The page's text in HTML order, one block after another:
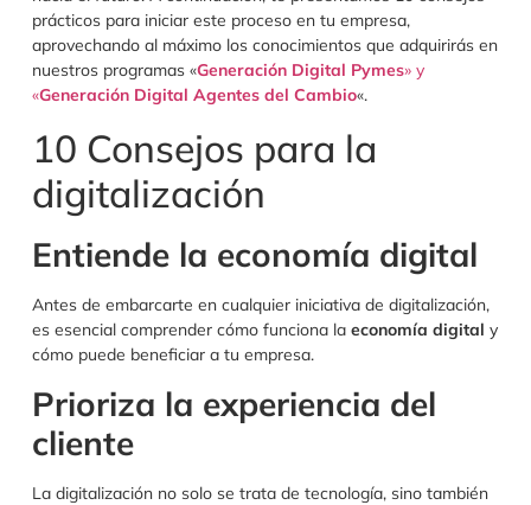
prácticos para iniciar este proceso en tu empresa,
aprovechando al máximo los conocimientos que adquirirás en
nuestros programas «Generación Digital Pymes» y
«Generación Digital Agentes del Cambio«.
10 Consejos para la
digitalización
Entiende la economía digital
Antes de embarcarte en cualquier iniciativa de digitalización,
es esencial comprender cómo funciona la economía digital y
cómo puede beneficiar a tu empresa.
Prioriza la experiencia del
cliente
La digitalización no solo se trata de tecnología, sino también